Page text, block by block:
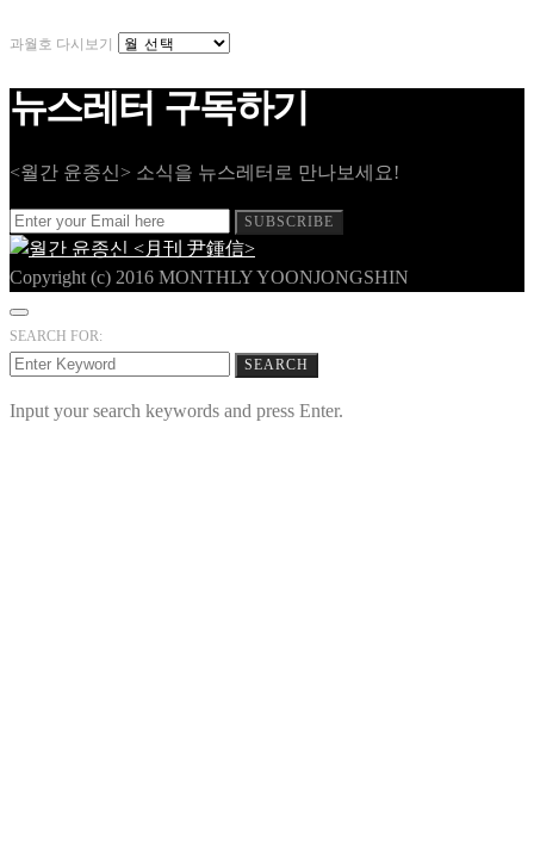
과월호 다시보기
뉴스레터 구독하기
<월간 윤종신> 소식을 뉴스레터로 만나보세요!
SUBSCRIBE
Copyright (c) 2016 MONTHLY YOONJONGSHIN
SEARCH FOR:
SEARCH
Input your search keywords and press Enter.